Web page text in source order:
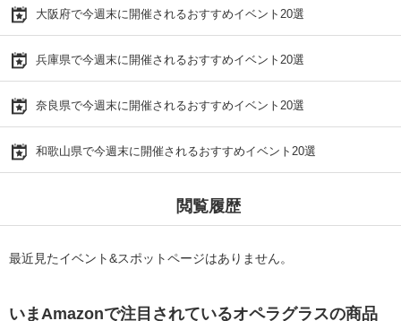
大阪府で今週末に開催されるおすすめイベント20選
兵庫県で今週末に開催されるおすすめイベント20選
奈良県で今週末に開催されるおすすめイベント20選
和歌山県で今週末に開催されるおすすめイベント20選
閲覧履歴
最近見たイベント&スポットページはありません。
いまAmazonで注目されているオペラグラスの商品